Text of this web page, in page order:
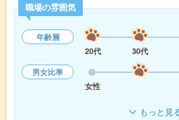
職場の雰囲気
年齢層
20代
30代
男女比率
女性
もっと見